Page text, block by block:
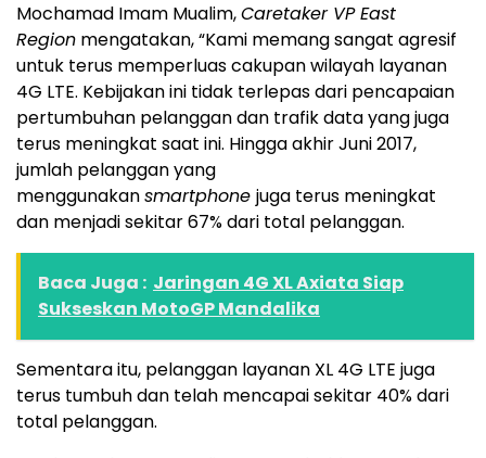
Mochamad Imam Mualim,Caretaker VP East
Region mengatakan, “Kami memang sangat agresif
untuk terus memperluas cakupan wilayah layanan
4G LTE. Kebijakan ini tidak terlepas dari pencapaian
pertumbuhan pelanggan dan trafik data yang juga
terus meningkat saat ini. Hingga akhir Juni 2017,
jumlah pelanggan yang
menggunakansmartphone juga terus meningkat
dan menjadi sekitar 67% dari total pelanggan.
Baca Juga : Jaringan 4G XL Axiata Siap
Sukseskan MotoGP Mandalika
Sementara itu, pelanggan layanan XL 4G LTE juga
terus tumbuh dan telah mencapai sekitar 40% dari
total pelanggan.